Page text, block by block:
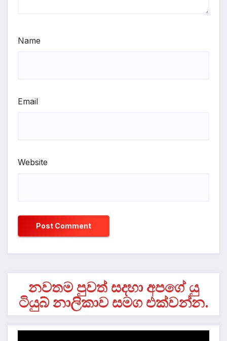
Name
Email
Website
නවතම පුවත් සදහා අපගේ යු
ටියුබ් නාලිකාව සමග එක්වන්න.